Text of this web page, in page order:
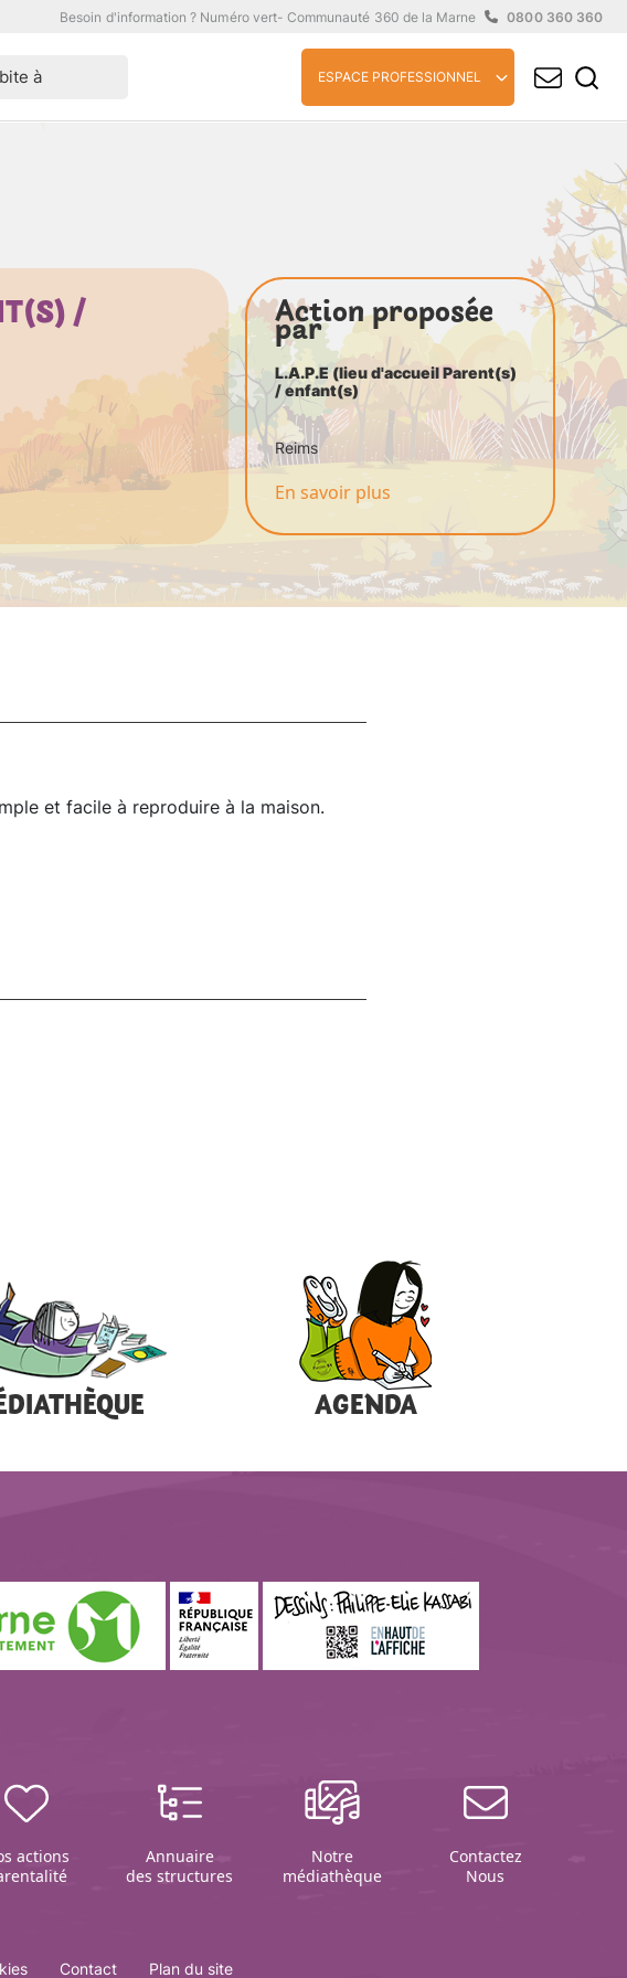
Besoin d'information ? Numéro vert- Communauté 360 de la Marne 0800 360 360
ESPACE PROFESSIONNEL
à
/ Action proposée
par
L.A.P.E (lieu d'accueil Parent(s)
/ enfant(s)
Reims
En savoir plus
et facile à reproduire à la maison.
AGENDA
actions
Annuaire
des structures
Notre
médiathèque
Contactez
Nous
Contact Plan du site